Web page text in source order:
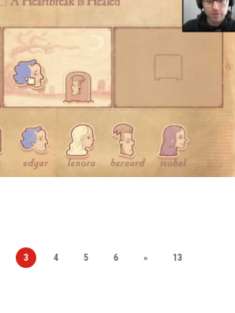
3 4 5 6 » 13